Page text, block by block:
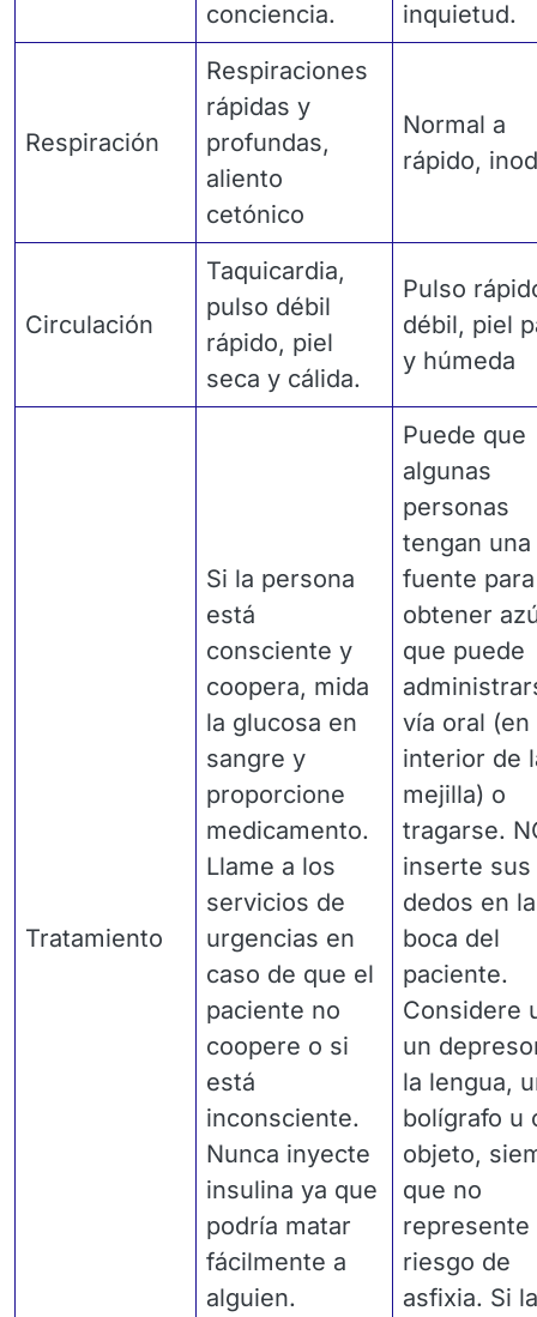
conciencia. inquietud.
Respiración
Respiraciones
rápidas y
profundas,
aliento
cetónico
Normal a
rápido,
Circulación
Taquicardia,
pulso débil
rápido, piel
seca y cálida.
Pulso
débil, piel
y húmeda
Tratamiento
Si la persona
está
consciente y
coopera, mida
la glucosa en
sangre y
proporcione
medicamento.
Llame a los
servicios de
urgencias en
caso de que el
paciente no
coopere o si
está
inconsciente.
Nunca inyecte
insulina ya que
podría matar
fácilmente a
alguien.
Puede que
algunas
personas
tengan una
fuente para
obtener
que puede
vía oral (en
interior de
mejilla) o
tragarse.
inserte sus
dedos en la
boca del
paciente.
Considere
un
la lengua,
bolígrafo u
objeto,
que no
represente
riesgo de
asfixia. Si la